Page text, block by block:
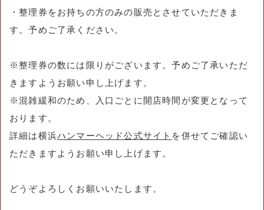
・整理券をお持ちの方のみの販売とさせていただきま
す。予めご了承ください。
※整理券の数には限りがございます。予めご了承いただ
きますようお願い申し上げます。
※混雑緩和のため、入口ごとに開店時間が変更となって
おります。
詳細は横浜ハンマーヘッド公式サイト を併せてご確認い
ただきますようお願い申し上げます。
どうぞよろしくお願いいたします。